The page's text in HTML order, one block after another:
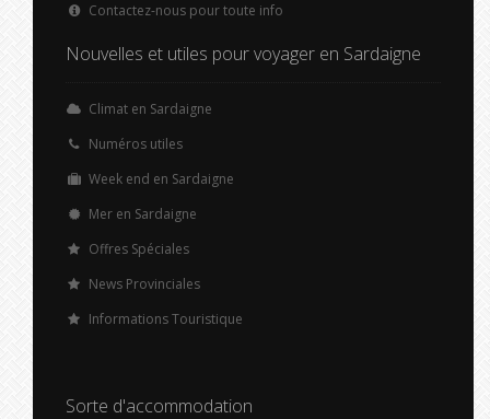
Contactez-nous pour toute info
Nouvelles et utiles pour voyager en Sardaigne
Climat en Sardaigne
Numéros utiles
Week end en Sardaigne
Mer en Sardaigne
Offres Spéciales
News Provinciales
Informations Touristique
Sorte d'accommodation